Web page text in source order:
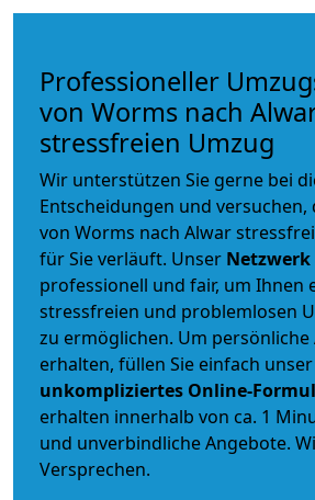
Professioneller
von Worms nach
stressfreien Umzug
Wir unterstützen Sie gerne bei
Entscheidungen und versuchen,
von Worms nach Alwar
für Sie verläuft. Unser Netzwerk
professionell und fair, um Ihnen
stressfreien und problemlosen
zu ermöglichen. Um persönliche
erhalten, füllen Sie einfach unser
unkompliziertes Online-
erhalten innerhalb von ca. 1
und unverbindliche Angebote.
Versprechen.